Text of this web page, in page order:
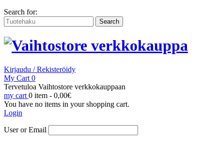
Search for:
Kirjaudu / Rekisteröidy
My Cart 0
Tervetuloa Vaihtostore verkkokauppaan
my cart 0 item - 0,00€
You have no items in your shopping cart.
Login
User or Email